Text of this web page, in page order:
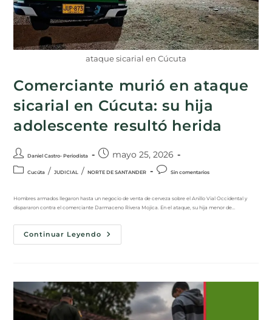
ataque sicarial en Cúcuta
Comerciante murió en ataque
sicarial en Cúcuta: su hija
adolescente resultó herida
Daniel Castro- Periodista mayo 25, 2026
Cucúta / JUDICIAL / NORTE DE SANTANDER Sin comentarios
Hombres armados llegaron hasta un negocio de venta de cerveza sobre el Anillo Vial Occidental y
dispararon contra el comerciante Darmaceno Rivera Mojica. En el ataque, su hija menor de…
Continuar Leyendo